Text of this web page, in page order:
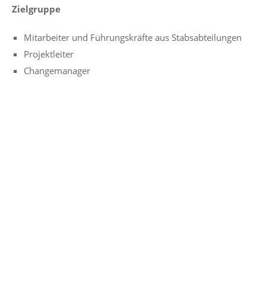
Zielgruppe
Mitarbeiter und Führungskräfte aus Stabsabteilungen
Projektleiter
Changemanager